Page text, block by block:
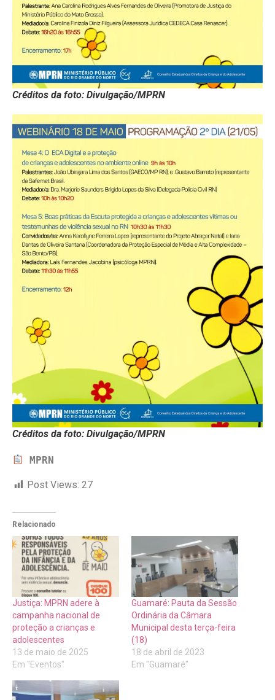
Créditos da foto: Divulgação/MPRN
Créditos da foto: Divulgação/MPRN
MPRN
Post Views: 27
Relacionado
Justiça: MPRN adere à
campanha nacional de
proteção a crianças e
adolescentes
13 de maio de 2025
Em "Eventos"
Guamaré: Pauta da Sessão
Ordinária da Câmara
Municipal desta terça-feira
(18)
18 de abril de 2023
Em "Guamaré"